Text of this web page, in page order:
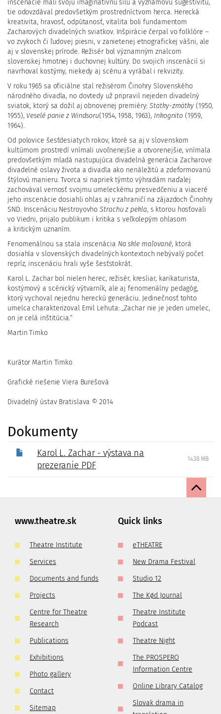
inscenácie mali svoju imaginatívnu silu a významovú sugestivitu,
tie odovzdával predovšetkým prostredníctvom herca. Herecká
kreativita, hravosť, odpútanosť, vitalita boli fundamentom
Zacharových divadelných sviatkov. Inšpirácie čerpal vo folklóre –
vo zvykoch či ľudovej piesni, v zanietenej etnografickej vášni, ale
aj v slovenskej prírode. Režisér bol významným znalcom
slovenskej hmotnej i duchovnej kultúry. Do svojich inscenácií si
navrhoval kostýmy, niekedy aj scénu a vyrábal i rekvizity.
V roku 1965 sa oficiálne stal režisérom Činohry Slovenského
národného divadla, no dovtedy už pripravil nejeden divadelný
sviatok, ktorý sa dožil aj obnovenej premiéry:Statky-zmätky (1950,
1955), Veselé panie z Windsoru(1954, 1958, 1963), Inkognito (1959,
1964).
Od polovice šesťdesiatych rokov, ktoré sa aj v slovenskom
kultúrnom prostredí vnímali uvoľnenejšie a otvorenejšie, vnímala
predovšetkým mladá nastupujúca divadelná generácia Zacharove
divadelné oslavy života a divadla ako nenáležitú a zdeformovanú
štýlovú manieru. Tvorca si napriek týmto výhradám naďalej
zachovával vernosť svojmu umeleckému presvedčeniu a viaceré
jeho inscenácie dosiahli ohlas aj v zahraničí na zájazdoch Činohry
SND. Inscenáciu NestroyovhoStrachu z pekla, s ktorou hosťovali
vo Viedni, prijalo publikum i kritika s veľkolepým ohlasom
a kritickým uznaním.
Fenomenálnou sa stala inscenácia Na skle maľované, ktorá
dosiahla v slovenských divadelných kontextoch nebývalý počet
repríz, inscenáciu hrali vyše šesťstokrát.
Karol L. Zachar bol nielen herec, režisér, kresliar, karikaturista,
kostýmový a scénický výtvarník, ale aj fenomenálny pedagóg,
ktorý vychoval nejednu hereckú generáciu. Jedinečnosť tohto
umelca charakterizoval Emil Lehuta: „Zachar nie je jeden umelec,
on je celá inštitúcia.“
Martin Timko
Kurátor Martin Timko
Grafické riešenie Viera Burešová
Divadelný ústav Bratislava © 2014
Dokumenty
Karol L. Zachar - výstava na
prezeranie PDF
14.38 MB
www.theatre.sk
Theatre Institute
Services
Documents and funds
Projects
Centre for Theatre
Research
Publications
Exhibitions
Photo gallery
Contact
Sitemap
Quick links
eTHEATRE
New Drama Festival
Studio 12
The Kød Journal
Theatre Institute
Podcast
Theatre Night
The PROSPERO
Information Centre
Online Library Catalog
Slovak drama in